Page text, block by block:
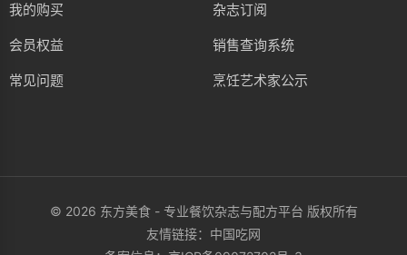
我的购买
会员权益
常见问题
杂志订阅
销售查询系统
烹饪艺术家公示
© 2026 东方美食 - 专业餐饮杂志与配方平台 版权所有
友情链接： 中国吃网